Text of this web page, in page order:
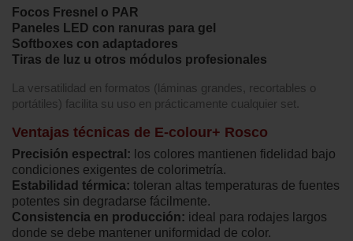
Focos Fresnel o PAR
Paneles LED con ranuras para gel
Softboxes con adaptadores
Tiras de luz u otros módulos profesionales
La versatilidad en formatos (láminas grandes, recortables o
portátiles) facilita su uso en prácticamente cualquier set.
Ventajas técnicas de E‑colour+ Rosco
Precisión espectral: los colores mantienen fidelidad bajo
condiciones exigentes de colorimetría.
Estabilidad térmica: toleran altas temperaturas de fuentes
potentes sin degradarse fácilmente.
Consistencia en producción: ideal para rodajes largos
donde se debe mantener uniformidad de color.